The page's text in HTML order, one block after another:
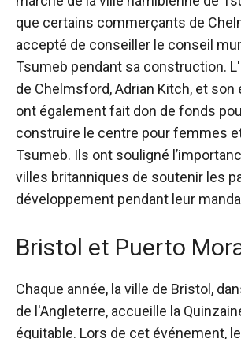
que certains commerçants de
accepté de conseiller le conseil
Tsumeb pendant sa construction.
de Chelmsford, Adrian Kitch, et son
ont également fait don de fonds
construire le centre pour femmes
Tsumeb. Ils ont souligné
villes britanniques de soutenir les
développement pendant leur
Bristol et Puerto
Chaque année, la ville de Bristol,
de l'Angleterre, accueille la
équitable. Lors de cet événement,